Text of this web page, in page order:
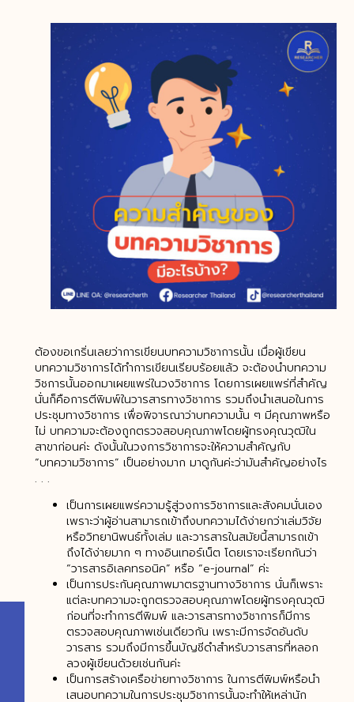
ต้องขอเกริ่นเลยว่าการเขียนบทความวิชาการนั้น เมื่อผู้เขียน
บทความวิชาการได้ทำการเขียนเรียบร้อยแล้ว จะต้องนำบทความ
วิชการนั้นออกมาเผยแพร่ในวงวิชาการ โดยการเผยแพร่ที่สำคัญ
นั่นก็คือการตีพิมพ์ในวารสารทางวิชาการ รวมถึงนำเสนอในการ
ประชุมทางวิชาการ เพื่อพิจารณาว่าบทความนั้น ๆ มีคุณภาพหรือ
ไม่ บทความจะต้องถูกตรวจสอบคุณภาพโดยผู้ทรงคุณวุฒิใน
สาขาก่อนค่ะ ดังนั้นในวงการวิชาการจะให้ความสำคัญกับ
“บทความวิชาการ” เป็นอย่างมาก มาดูกันค่ะว่ามันสำคัญอย่างไร
. . .
เป็นการเผยแพร่ความรู้สู่วงการวิชาการและสังคมนั่นเอง
เพราะว่าผู้อ่านสามารถเข้าถึงบทความได้ง่ายกว่าเล่มวิจัย
หรือวิทยานิพนธ์ทั้งเล่ม และวารสารในสมัยนี้สามารถเข้า
ถึงได้ง่ายมาก ๆ ทางอินเทอร์เน็ต โดยเราจะเรียกกันว่า
“วารสารอิเลคทรอนิค” หรือ “e-journal” ค่ะ
เป็นการประกันคุณภาพมาตรฐานทางวิชาการ นั่นก็เพราะ
แต่ละบทความจะถูกตรวจสอบคุณภาพโดยผู้ทรงคุณวุฒิ
ก่อนที่จะทำการตีพิมพ์ และวารสารทางวิชาการก็มีการ
ตรวจสอบคุณภาพเช่นเดียวกัน เพราะมีการจัดอันดับ
วารสาร รวมถึงมีการขึ้นบัญชีดำสำหรับวารสารที่หลอก
ลวงผู้เขียนด้วยเช่นกันค่ะ
เป็นการสร้างเครือข่ายทางวิชาการ ในการตีพิมพ์หรือนำ
เสนอบทความในการประชุมวิชาการนั้นจะทำให้เหล่านัก